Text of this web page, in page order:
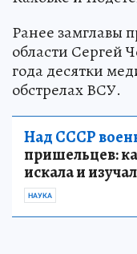
Ранее замглавы
области Сергей
года десятки
обстрелах ВСУ.
Над СССР
пришельцев:
искала и
НАУКА